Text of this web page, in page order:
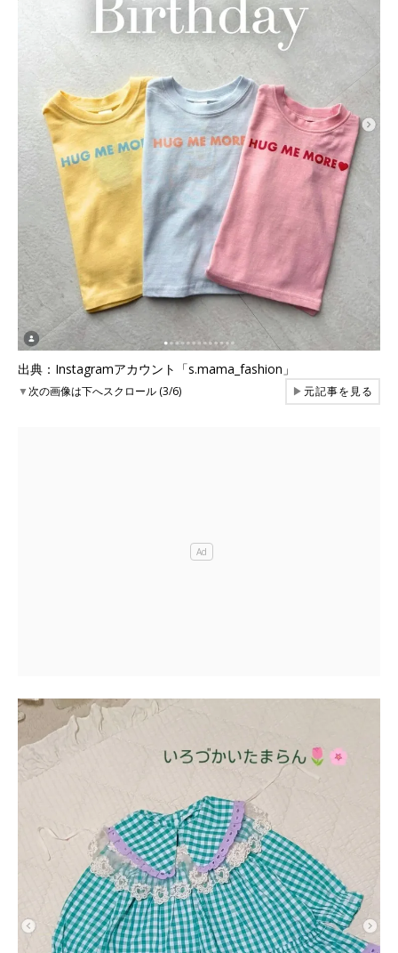
出典：Instagramアカウント「s.mama_fashion」
▼次の画像は下へスクロール (3/6) ▶元記事を見る